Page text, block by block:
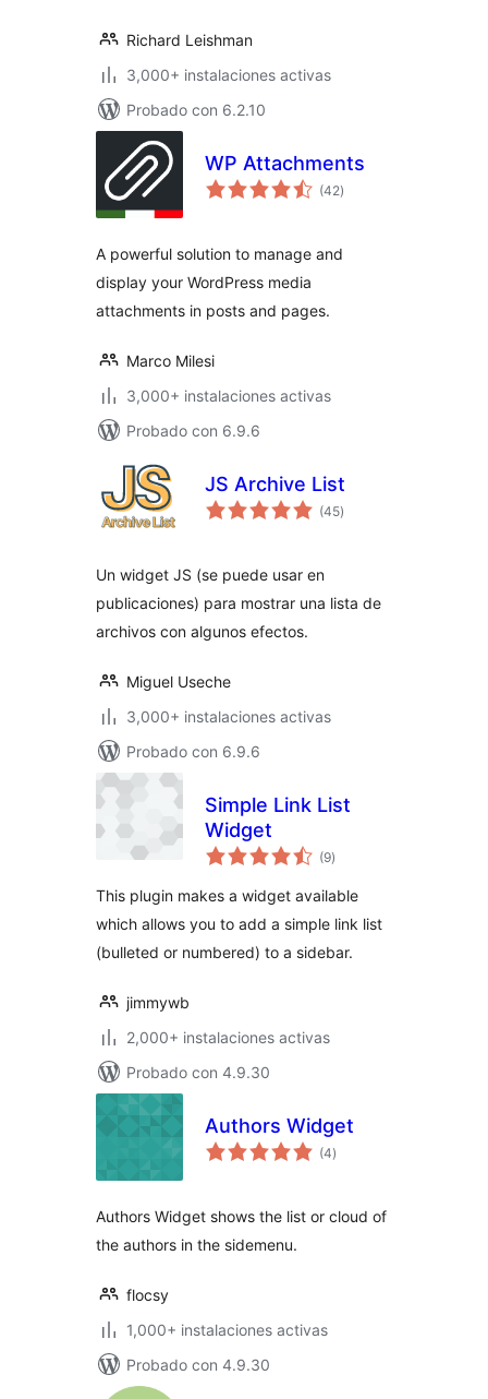
Richard Leishman
3,000+ instalaciones activas
Probado con 6.2.10
WP Attachments
(42evaluación
total
)
A powerful solution to manage and
display your WordPress media
attachments in posts and pages.
Marco Milesi
3,000+ instalaciones activas
Probado con 6.9.6
JS Archive List
(45evaluación
total
)
Un widget JS (se puede usar en
publicaciones) para mostrar una lista de
archivos con algunos efectos.
Miguel Useche
3,000+ instalaciones activas
Probado con 6.9.6
Simple Link List
Widget
(9evaluación
total
)
This plugin makes a widget available
which allows you to add a simple link list
(bulleted or numbered) to a sidebar.
jimmywb
2,000+ instalaciones activas
Probado con 4.9.30
Authors Widget
(4evaluación
total
)
Authors Widget shows the list or cloud of
the authors in the sidemenu.
flocsy
1,000+ instalaciones activas
Probado con 4.9.30